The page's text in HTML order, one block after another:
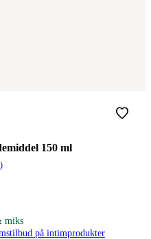
150 ml
miks
på intimprodukter